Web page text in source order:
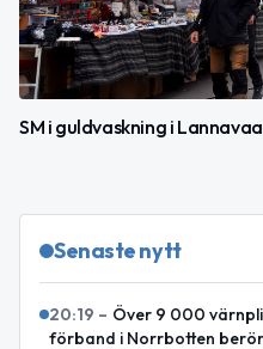
SM i guldvaskning i
Senaste nytt
20:19 – Över 9 000
förband i Norrbotten